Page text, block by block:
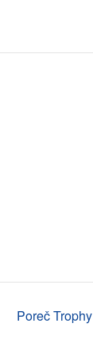
Poreč Trophy